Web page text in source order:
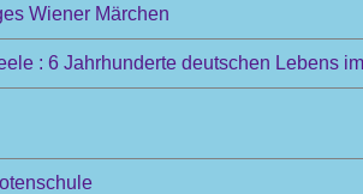
Wiener Märchen
: 6 Jahrhunderte deutschen Lebens